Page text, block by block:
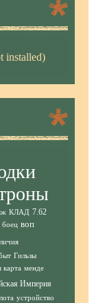
installed)
КЛАД 7.62
боец воп
Гильзы
карта менде
Империя
устройство